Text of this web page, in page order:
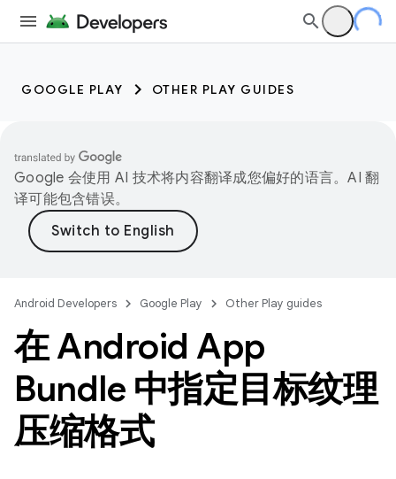
GOOGLE PLAY OTHER PLAY GUIDES
Google 会使用 AI 技术将内容翻译成您偏好的语言。AI 翻
译可能包含错误。
Android Developers Google Play Other Play guides
在 Android App
Bundle 中指定目标纹理
压缩格式